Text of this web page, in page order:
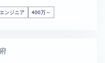
ンジニア 400万～